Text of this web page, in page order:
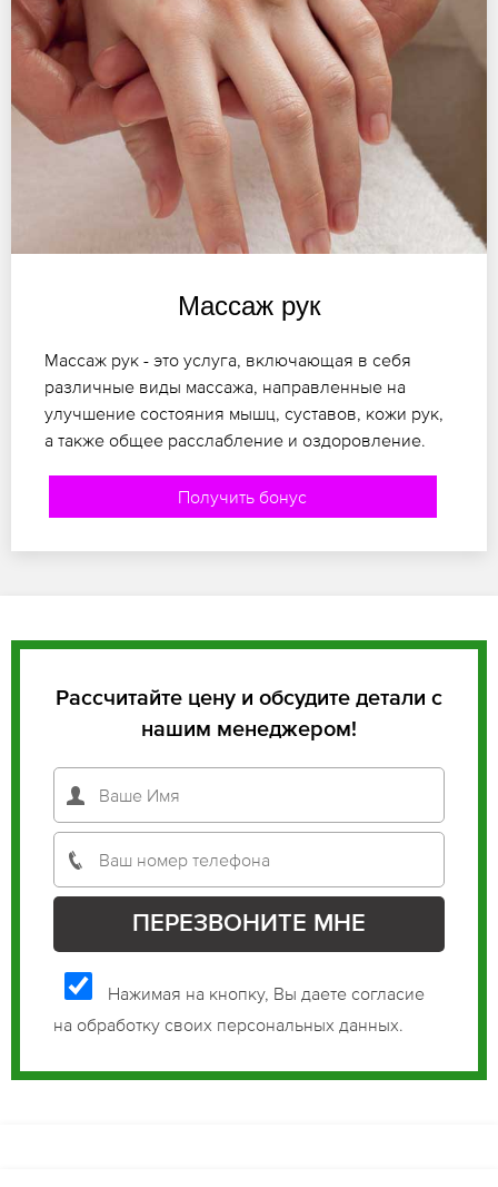
Массаж рук
Массаж рук - это услуга, включающая в себя
различные виды массажа, направленные на
улучшение состояния мышц, суставов, кожи рук,
а также общее расслабление и оздоровление.
Получить бонус
Рассчитайте цену и обсудите детали с
нашим менеджером!
Нажимая на кнопку, Вы даете согласие
на обработку своих персональных данных.